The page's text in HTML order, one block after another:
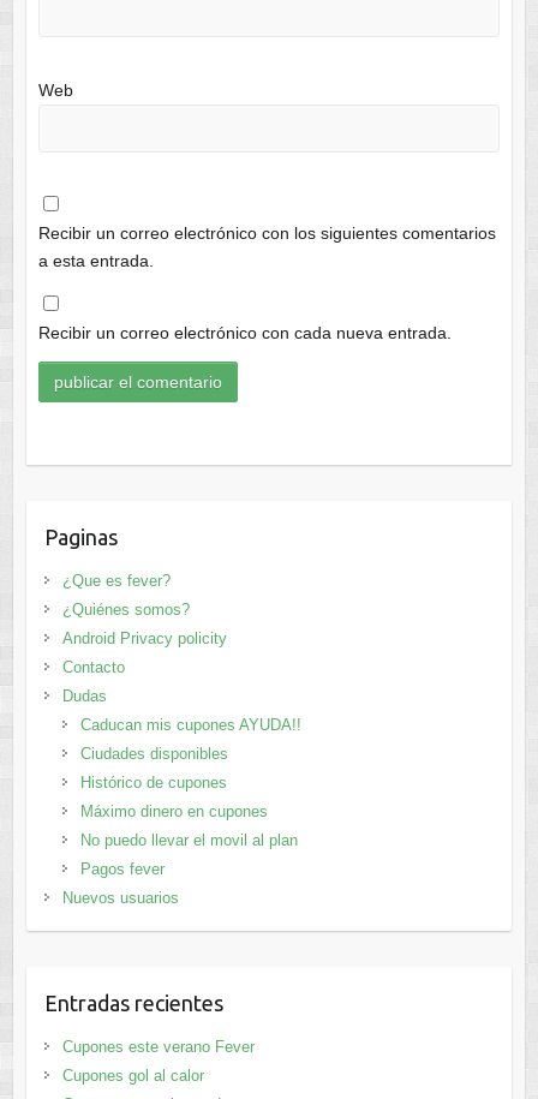
Web
Recibir un correo electrónico con los siguientes comentarios
a esta entrada.
Recibir un correo electrónico con cada nueva entrada.
Paginas
¿Que es fever?
¿Quiénes somos?
Android Privacy policity
Contacto
Dudas
Caducan mis cupones AYUDA!!
Ciudades disponibles
Histórico de cupones
Máximo dinero en cupones
No puedo llevar el movil al plan
Pagos fever
Nuevos usuarios
Entradas recientes
Cupones este verano Fever
Cupones gol al calor